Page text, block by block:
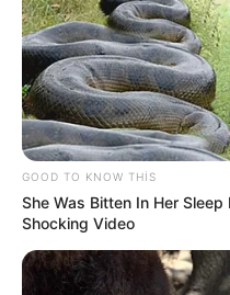
GOOD TO KNOW THIS
She Was Bitten In Her
Shocking Video